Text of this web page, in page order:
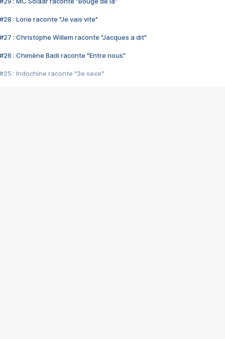
#28 : Lorie raconte "Je vais vite"
#27 : Christophe Willem raconte "Jacques a dit"
#26 : Chimène Badi raconte "Entre nous"
#25 : Indochine raconte "3e sexe"